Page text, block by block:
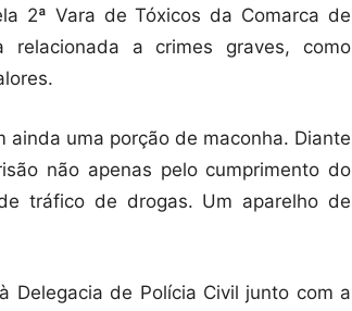
2ª Vara de Tóxicos da Comarca de
a crimes graves, como
uma porção de maconha. Diante
não apenas pelo cumprimento do
tráfico de drogas. Um aparelho de
Delegacia de Polícia Civil junto com a